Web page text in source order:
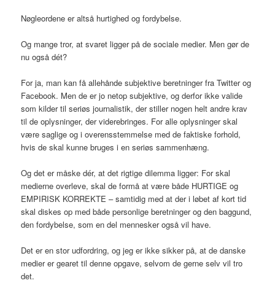
Nøgleordene er altså hurtighed og fordybelse.
Og mange tror, at svaret ligger på de sociale medier. Men gør de
nu også dét?
For ja, man kan få allehånde subjektive beretninger fra Twitter og
Facebook. Men de er jo netop subjektive, og derfor ikke valide
som kilder til seriøs journalistik, der stiller nogen helt andre krav
til de oplysninger, der viderebringes. For alle oplysninger skal
være saglige og i overensstemmelse med de faktiske forhold,
hvis de skal kunne bruges i en seriøs sammenhæng.
Og det er måske dér, at det rigtige dilemma ligger: For skal
medierne overleve, skal de formå at være både HURTIGE og
EMPIRISK KORREKTE – samtidig med at der i løbet af kort tid
skal diskes op med både personlige beretninger og den baggund,
den fordybelse, som en del mennesker også vil have.
Det er en stor udfordring, og jeg er ikke sikker på, at de danske
medier er gearet til denne opgave, selvom de gerne selv vil tro
det.